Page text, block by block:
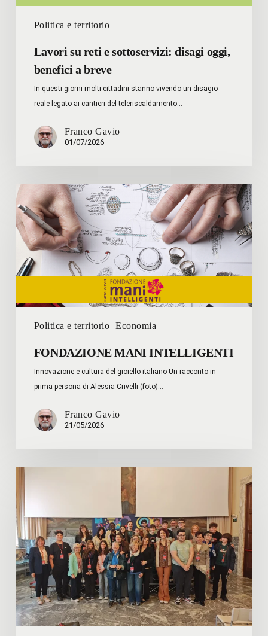
Politica e territorio
Lavori su reti e sottoservizi: disagi oggi,
benefici a breve
In questi giorni molti cittadini stanno vivendo un disagio
reale legato ai cantieri del teleriscaldamento…
Franco Gavio
01/07/2026
Politica e territorio Economia
FONDAZIONE
MANI
INTELLIGENTI
FONDAZIONE MANI INTELLIGENTI
Innovazione e cultura del gioiello italiano Un racconto in
prima persona di Alessia Crivelli (foto)…
Franco Gavio
21/05/2026
Dialogo